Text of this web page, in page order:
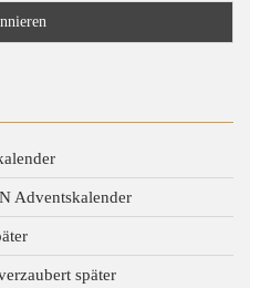
Adventskalender
später